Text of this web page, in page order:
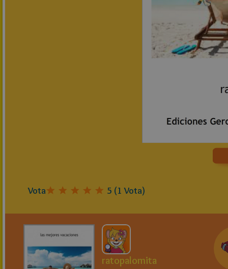
Vota 5 (1 Vota)
ratopalomita